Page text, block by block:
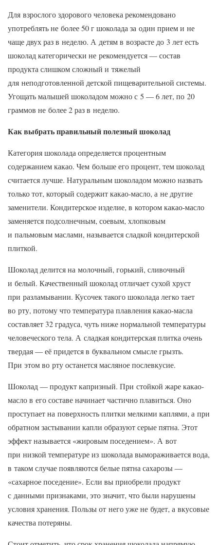
Для взрослого здорового человека рекомендовано
употреблять не более 50 г шоколада за один прием и не
чаще двух раз в неделю. А детям в возрасте до 3 лет есть
шоколад категорически не рекомендуется — состав
продукта слишком сложный и тяжелый
для неподготовленной детской пищеварительной системы.
Угощать малышей шоколадом можно с 5 — 6 лет, по 20
граммов не более 2 раз в неделю.
Как выбрать правильный полезный шоколад
Категория шоколада определяется процентным
содержанием какао. Чем больше его процент, тем шоколад
считается лучше. Натуральным шоколадом можно назвать
только тот, который содержит какао-масло, а не другие
заменители. Кондитерское изделие, в котором какао-масло
заменяется подсолнечным, соевым, хлопковым
и пальмовым маслами, называется сладкой кондитерской
плиткой.
Шоколад делится на молочный, горький, сливочный
и белый. Качественный шоколад отличает сухой хруст
при разламывании. Кусочек такого шоколада легко тает
во рту, потому что температура плавления какао-масла
составляет 32 градуса, чуть ниже нормальной температуры
человеческого тела. А сладкая кондитерская плитка очень
твердая — её придется в буквальном смысле грызть.
При этом во рту останется масляное послевкусие.
Шоколад — продукт капризный. При стойкой жаре какао-
масло в его составе начинает частично плавиться. Оно
проступает на поверхность плитки мелкими каплями, а при
обратном застывании капли образуют серые пятна. Этот
эффект называется «жировым поседением». А вот
при низкой температуре из шоколада вымораживается вода,
в таком случае появляются белые пятна сахарозы —
«сахарное поседение». Если вы приобрели продукт
с данными признаками, это значит, что были нарушены
условия хранения. Пользы от него уже не будет, а вкусовые
качества потеряны.